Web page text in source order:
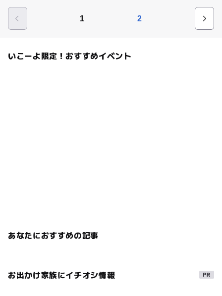
1 2
いこーよ限定！おすすめイベント
あなたにおすすめの記事
お出かけ家族にイチオシ情報